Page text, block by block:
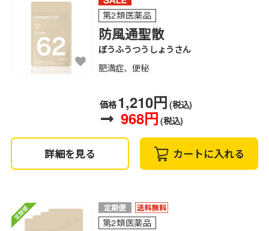
第2類医薬品
防風通聖散
ぼうふうつうしょうさん
肥満症、便秘
価格1,210円 (税込)
968円 (税込)
詳細を見る カートに入れる
第2類医薬品